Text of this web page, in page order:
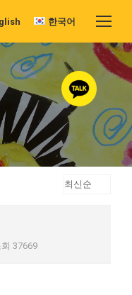
한국어
회 37669